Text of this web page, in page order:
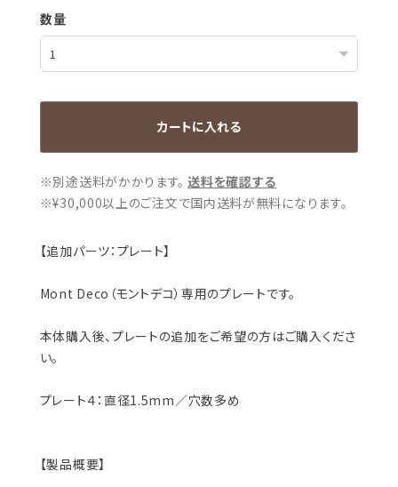
数量
カートに入れる
※別途送料がかかります。 送料を確認する
※¥30,000以上のご注文で国内送料が無料になります。
【追加パーツ：プレート】
Mont Deco（モントデコ）専用のプレートです。
本体購入後、プレートの追加をご希望の方はご購入くださ
い。
プレート４：直径1.5mm／穴数多め
【製品概要】